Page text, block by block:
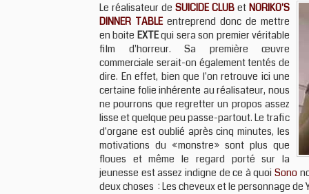
Le réalisateur de SUICIDE CLUB et NORIKO'S
DINNER TABLEentreprend donc de mettre
en boite EXTEqui sera son premier véritable
film d'horreur. Sa première œuvre
commerciale serait-on également tentés de
dire. En effet, bien que l'on retrouve ici une
certaine folie inhérente au réalisateur, nous
ne pourrons que regretter un propos assez
lisse et quelque peu passe-partout. Le trafic
d'organe est oublié après cinq minutes, les
motivations du «monstre» sont plus que
floues et même le regard porté sur la
jeunesse est assez indigne de ce à quoiSono
deux choses : Les cheveux et le personnage de